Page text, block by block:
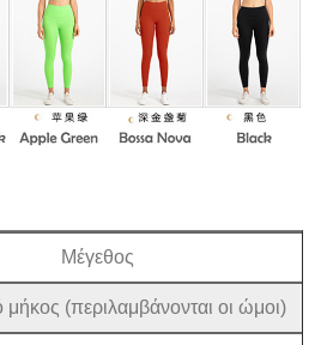
Μέγεθος
(περιλαμβάνονται οι ώμοι)